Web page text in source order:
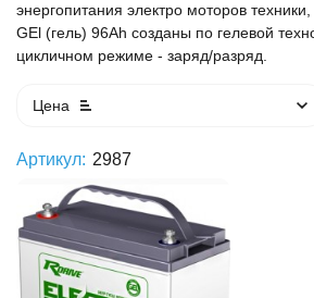
энергопитания электро моторов
GEl (гель) 96Ah созданы по гелевой
цикличном режиме - заряд/разряд.
Цена
Артикул: 2987